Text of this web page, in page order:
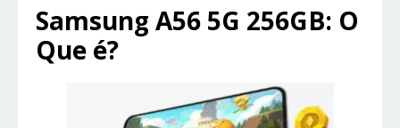
Samsung A56 5G 256GB: O
Que é?